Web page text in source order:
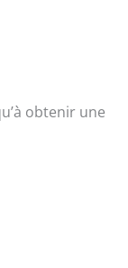
obtenir une